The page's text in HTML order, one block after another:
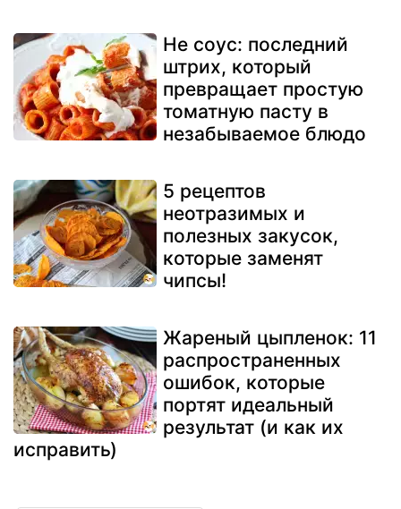
Не соус: последний
штрих, который
превращает простую
томатную пасту в
незабываемое блюдо
5 рецептов
неотразимых и
полезных закусок,
которые заменят
чипсы!
Жареный цыпленок: 11
распространенных
ошибок, которые
портят идеальный
результат (и как их
исправить)